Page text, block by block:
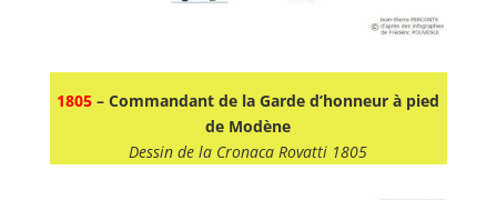
1805– Commandant de la Garde d’honneur à pied
de Modène
Dessin de la Cronaca Rovatti 1805